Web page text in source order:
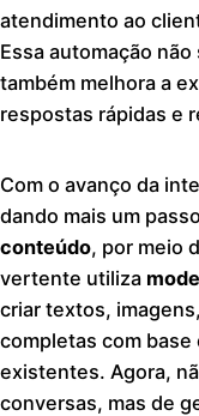
atendimento ao
Essa automação
também melhora a
respostas rápidas e
Com o avanço da
dando mais um
conteúdo, por meio
vertente utiliza
criar textos,
completas com
existentes. Agora,
conversas, mas de